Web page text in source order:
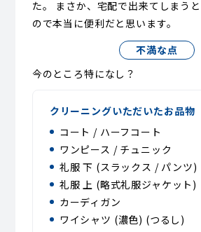
た。 まさか、宅配で出来てしまう
ので本当に便利だと思います。
不満な点
今のところ特になし？
クリーニングいただいたお品物
コート / ハーフコート
ワンピース / チュニック
礼服 下 (スラックス / パンツ)
礼服 上 (略式礼服ジャケット)
カーディガン
ワイシャツ (濃色) (つるし)